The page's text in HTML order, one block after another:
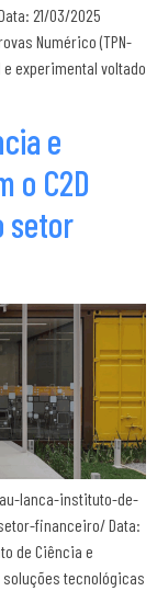
21/03/2025
Numérico (TPN-
experimental voltado
e
o C2D
setor
lanca-instituto-de-
financeiro/ Data:
de Ciência e
soluções tecnológicas